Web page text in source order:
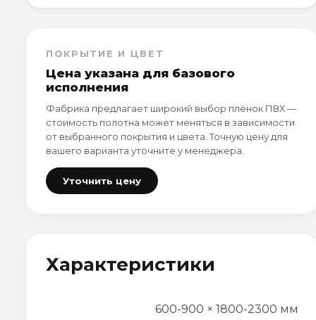
ПОКРЫТИЕ И ЦВЕТ
Цена указана для базового
исполнения
Фабрика предлагает широкий выбор плёнок ПВХ —
стоимость полотна может меняться в зависимости
от выбранного покрытия и цвета. Точную цену для
вашего варианта уточните у менеджера.
Уточнить цену
Характеристики
600-900 × 1800-2300 мм